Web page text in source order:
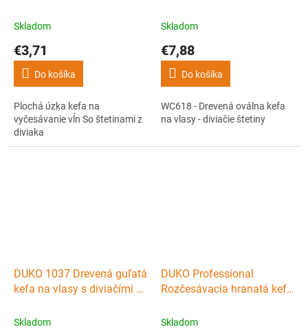
Skladom
€3,71
Do košíka
Plochá úzka kefa na
vyčesávanie vĺn So štetinami z
diviaka
Skladom
€7,88
Do košíka
WC618 - Drevená oválna kefa
na vlasy - diviačie štetiny
DUKO 1037 Drevená guľatá
kefa na vlasy s diviačími a
Skladom
DUKO Professional
Rozčesávacia hranatá kefa
Skladom